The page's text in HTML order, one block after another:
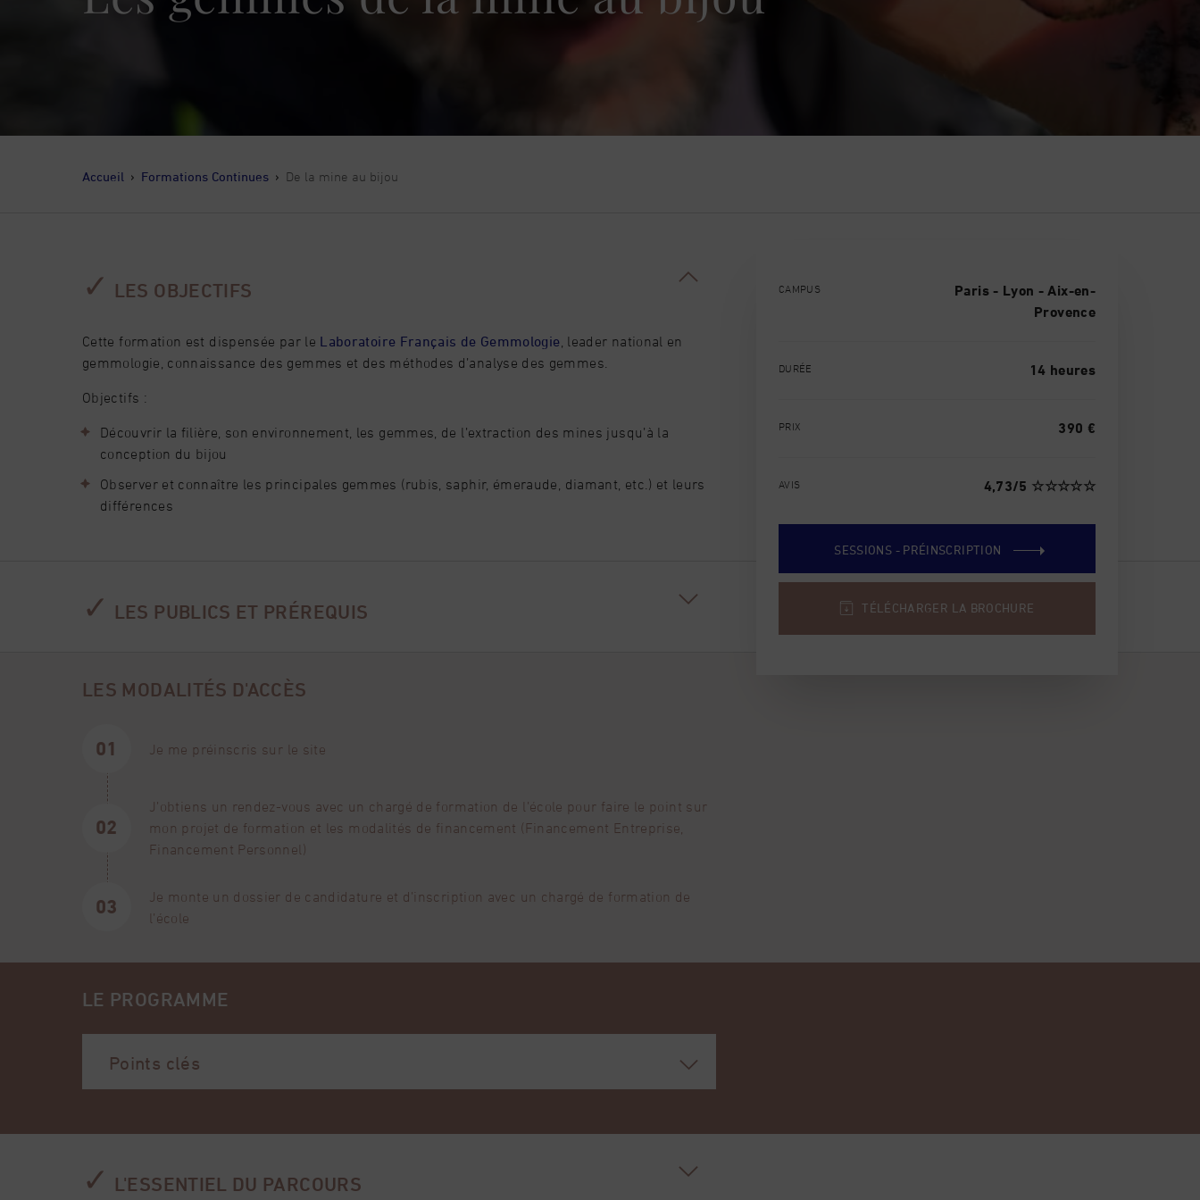
Accueil › Formations Continues › De la mine au bijou
CAMPUS
Paris - Lyon - Aix-en-
Provence
DURÉE 14 heures
PRIX 390 €
AVIS 4,73/5 ☆☆☆☆☆
SESSIONS - PRÉINSCRIPTION
TÉLÉCHARGER LA BROCHURE
✓ LES OBJECTIFS
Cette formation est dispensée par le Laboratoire Français de Gemmologie , leader national en
gemmologie, connaissance des gemmes et des méthodes d’analyse des gemmes.
Objectifs :
Découvrir la filière, son environnement, les gemmes, de l’extraction des mines jusqu’à la
conception du bijou
Observer et connaître les principales gemmes (rubis, saphir, émeraude, diamant, etc.) et leurs
différences
✓ LES PUBLICS ET PRÉREQUIS
Aucun prérequis nécessaire.
EN SAVOIR PLUS
LES MODALITÉS D'ACCÈS
Je me préinscris sur le site
J’obtiens un rendez-vous avec un chargé de formation de l’école pour faire le point sur
mon projet de formation et les modalités de financement (Financement Entreprise,
Financement Personnel)
Je monte un dossier de candidature et d’inscription avec un chargé de formation de
l’école
LE PROGRAMME
Points clés
La taille des gemmes et leurs traitements.
✓ L'ESSENTIEL DU PARCOURS